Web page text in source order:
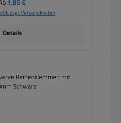
1,85 €
zzgl. Versandkosten
Details